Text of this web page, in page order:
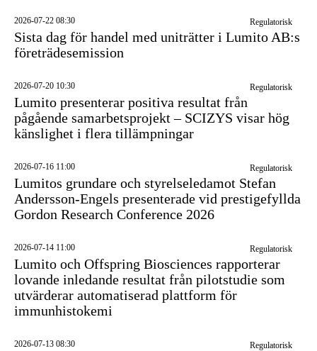
2026-07-22 08:30
Sista dag för handel med uniträtter i Lumito AB:s
företrädesemission
Regulatorisk
2026-07-20 10:30
Lumito presenterar positiva resultat från
pågående samarbetsprojekt – SCIZYS visar hög
känslighet i flera tillämpningar
Regulatorisk
2026-07-16 11:00
Lumitos grundare och styrelseledamot Stefan
Andersson-Engels presenterade vid prestigefyllda
Gordon Research Conference 2026
Regulatorisk
2026-07-14 11:00
Lumito och Offspring Biosciences rapporterar
lovande inledande resultat från pilotstudie som
utvärderar automatiserad plattform för
immunhistokemi
Regulatorisk
2026-07-13 08:30 Regulatorisk